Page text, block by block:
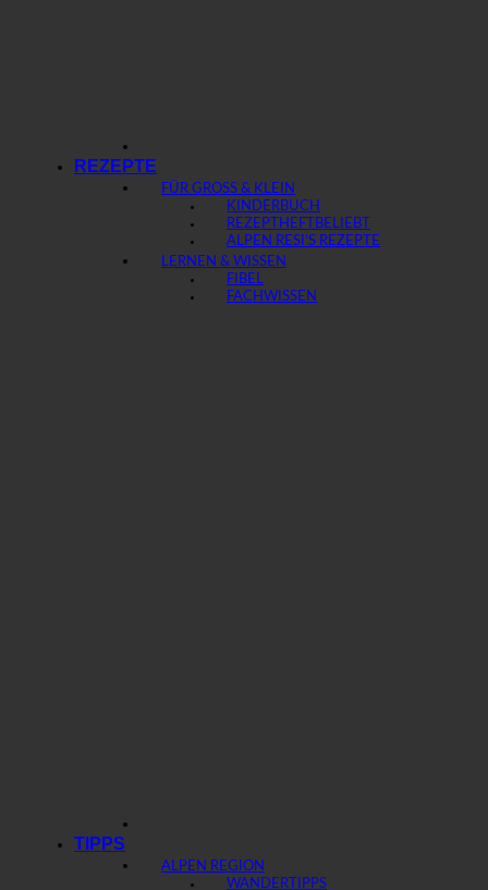
REZEPTE
FÜR GROSS & KLEIN
KINDERBUCH
REZEPTHEFT
ALPEN RESI’S REZEPTE
LERNEN & WISSEN
FIBEL
FACHWISSEN
TIPPS
ALPEN REGION
WANDERTIPPS